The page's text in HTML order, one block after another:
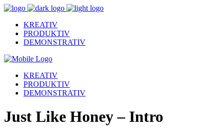
KREATIV
PRODUKTIV
DEMONSTRATIV
KREATIV
PRODUKTIV
DEMONSTRATIV
Just Like Honey – Intro